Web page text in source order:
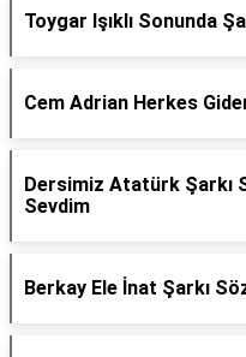
Toygar Işıklı Sonunda
Cem Adrian Herkes
Dersimiz Atatürk Şarkı
Sevdim
Berkay Ele İnat Şarkı